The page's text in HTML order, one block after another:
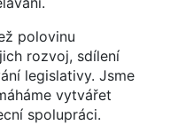
polovinu
rozvoj, sdílení
legislativy. Jsme
vytvářet
spolupráci.